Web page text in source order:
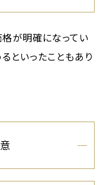
が明確になってい
といったこともあり